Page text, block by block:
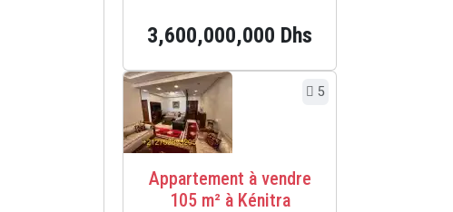
3,600,000,000 Dhs
5
Appartement à vendre
105 m² à Kénitra